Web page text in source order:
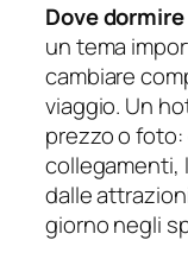
Dove
un tema
cambiare
viaggio. Un
prezzo o
collegamenti,
dalle
giorno negli